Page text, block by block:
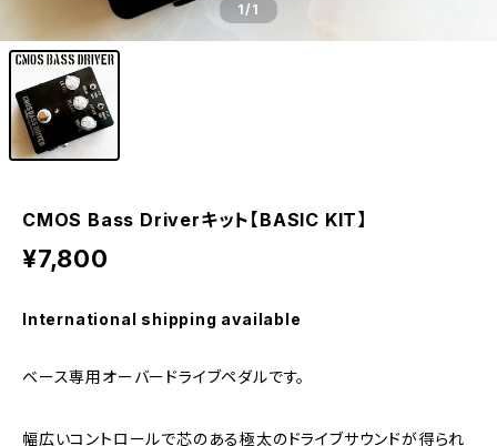
1/1
CMOS Bass Driverキット【BASIC KIT】
¥7,800
International shipping available
ベース専用オーバードライブペダルです。
幅広いコントロールで芯のある極太のドライブサウンドが得られ